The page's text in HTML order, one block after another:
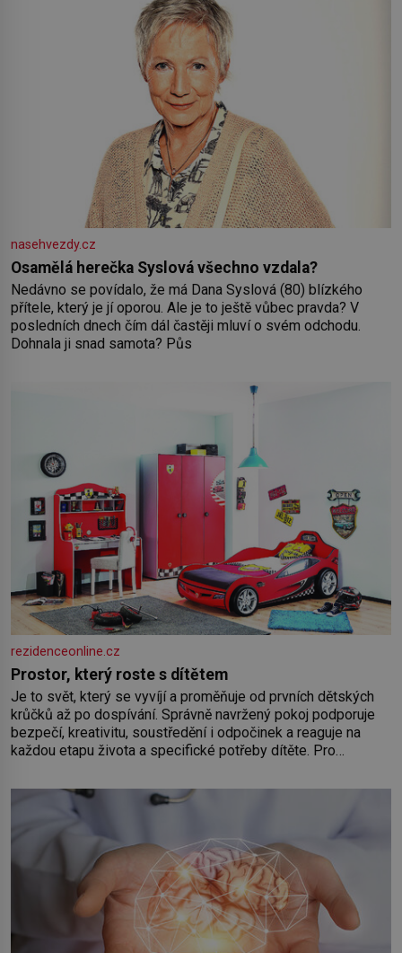
nasehvezdy.cz
Osamělá herečka Syslová všechno vzdala?
Nedávno se povídalo, že má Dana Syslová (80) blízkého
přítele, který je jí oporou. Ale je to ještě vůbec pravda? V
posledních dnech čím dál častěji mluví o svém odchodu.
Dohnala ji snad samota? Půs
rezidenceonline.cz
Prostor, který roste s dítětem
Je to svět, který se vyvíjí a proměňuje od prvních dětských
krůčků až po dospívání. Správně navržený pokoj podporuje
bezpečí, kreativitu, soustředění i odpočinek a reaguje na
každou etapu života a specifické potřeby dítěte. Pro
by pokoj miminka měl působit především klidně a útulně.
Předškolní věk je